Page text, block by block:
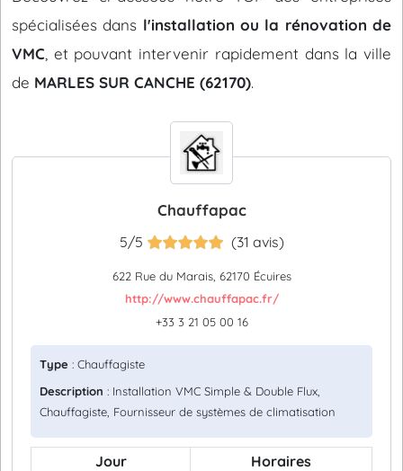
spécialisées dans l'installation ou la rénovation de
VMC , et pouvant intervenir rapidement dans la ville
de MARLES SUR CANCHE (62170).
Chauffapac
5/5 (31 avis)
622 Rue du Marais, 62170 Écuires
http://www.chauffapac.fr/
+33 3 21 05 00 16
Type : Chauffagiste
Description : Installation VMC Simple & Double Flux,
Chauffagiste, Fournisseur de systèmes de climatisation
Jour
Horaires